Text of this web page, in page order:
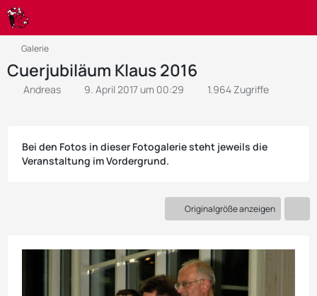
Galerie
Cuerjubiläum Klaus 2016
Andreas 9. April 2017 um 00:29 1.964 Zugriffe
Bei den Fotos in dieser Fotogalerie steht jeweils die
Veranstaltung im Vordergrund.
Originalgröße anzeigen